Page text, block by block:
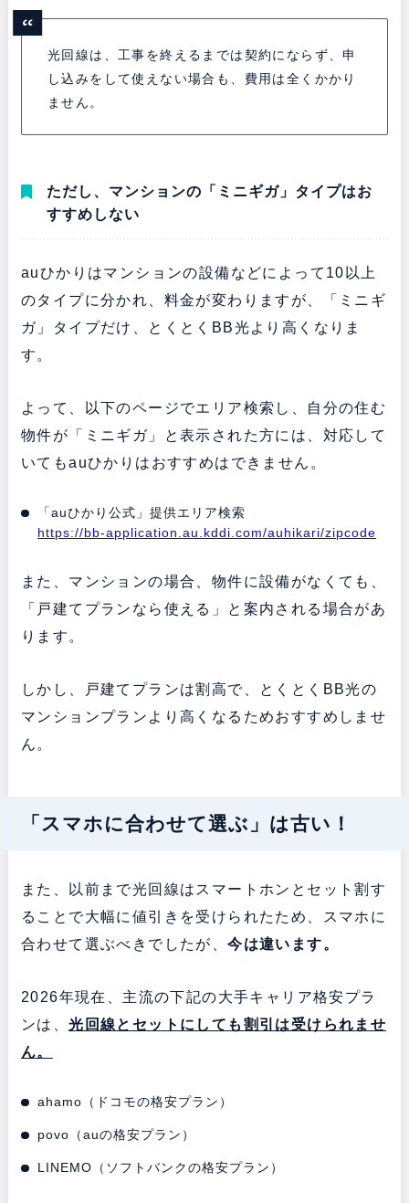
光回線は、工事を終えるまでは契約にならず、申
し込みをして使えない場合も、費用は全くかかり
ません。
ただし、マンションの「ミニギガ」タイプはお
すすめしない
auひかりはマンションの設備などによって10以上
のタイプに分かれ、料金が変わりますが、「ミニギ
ガ」タイプだけ、とくとくBB光より高くなりま
す。
よって、以下のページでエリア検索し、自分の住む
物件が「ミニギガ」と表示された方には、対応して
いてもauひかりはおすすめはできません。
「auひかり公式」提供エリア検索
https://bb-application.au.kddi.com/auhikari/zipcode
また、マンションの場合、物件に設備がなくても、
「戸建てプランなら使える」と案内される場合があ
ります。
しかし、戸建てプランは割高で、とくとくBB光の
マンションプランより高くなるためおすすめしませ
ん。
「スマホに合わせて選ぶ」は古い！
また、以前まで光回線はスマートホンとセット割す
ることで大幅に値引きを受けられたため、スマホに
合わせて選ぶべきでしたが、今は違います。
2026年現在、主流の下記の大手キャリア格安プラ
ンは、光回線とセットにしても割引は受けられませ
ん。
ahamo（ドコモの格安プラン）
povo（auの格安プラン）
LINEMO（ソフトバンクの格安プラン）